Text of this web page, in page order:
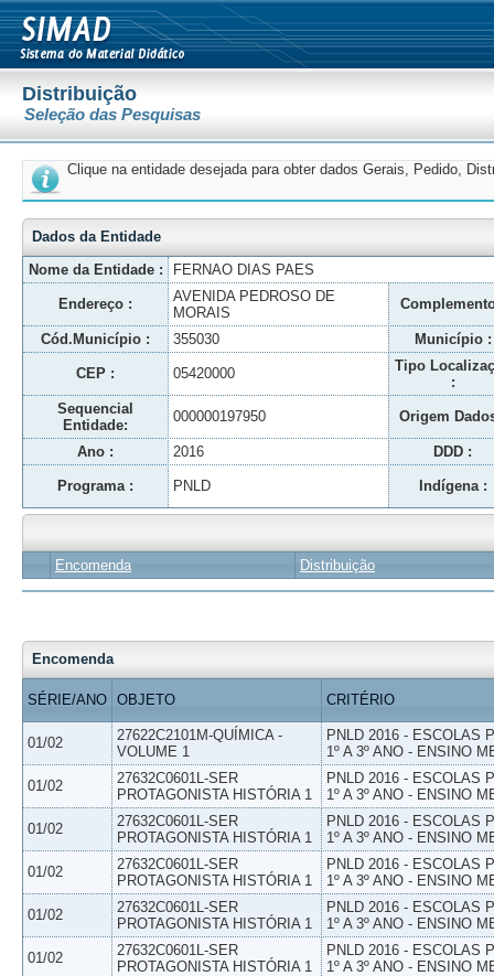
Distribuição
Seleção das Pesquisas
Clique na entidade desejada para obter dados Gerais, Pedido,
Dados da Entidade
Nome da Entidade :
FERNAO DIAS PAES
Endereço :
AVENIDA PEDROSO DE
MORAIS
Cód.Município : 355030 Município :
CEP : 05420000
Tipo
:
Sequencial
Entidade:
000000197950 Origem
Ano : 2016 DDD :
Programa : PNLD Indígena :
Encomenda Distribuição
Encomenda
SÉRIE/ANO OBJETO CRITÉRIO
01/02
27622C2101M-QUÍMICA -
VOLUME 1
PNLD 2016 - ESCOLAS
1º A 3º ANO - ENSINO
01/02
27632C0601L-SER
PROTAGONISTA HISTÓRIA 1
PNLD 2016 - ESCOLAS
1º A 3º ANO - ENSINO
01/02
27632C0601L-SER
PROTAGONISTA HISTÓRIA 1
PNLD 2016 - ESCOLAS
1º A 3º ANO - ENSINO
01/02
27632C0601L-SER
PROTAGONISTA HISTÓRIA 1
PNLD 2016 - ESCOLAS
1º A 3º ANO - ENSINO
01/02
27632C0601L-SER
PROTAGONISTA HISTÓRIA 1
PNLD 2016 - ESCOLAS
1º A 3º ANO - ENSINO
01/02
27632C0601L-SER
PROTAGONISTA HISTÓRIA 1
PNLD 2016 - ESCOLAS
1º A 3º ANO - ENSINO